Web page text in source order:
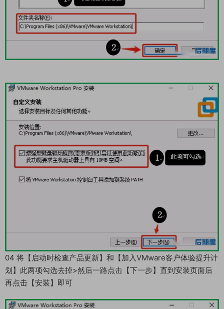
04 将【启动时检查产品更新】和【加入VMware客户体验提升计
划】此两项勾选去掉>然后一路点击【下一步】直到安装页面后
再点击【安装】即可